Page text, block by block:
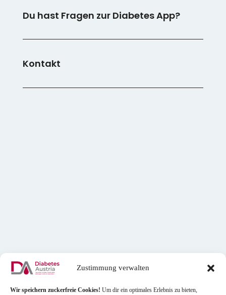
Zustimmung verwalten
Wir speichern zuckerfreie Cookies! Um dir ein optimales Erlebnis zu bieten,
Du hast Fragen zur Diabetes App?
Kontakt